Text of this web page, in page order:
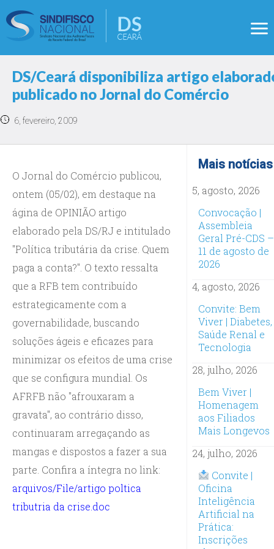
DS/Ceará disponibiliza artigo
publicado no Jornal do Comércio
6, fevereiro, 2009
O Jornal do Comércio publicou,
ontem (05/02), em destaque na
ágina de OPINIÃO artigo
elaborado pela DS/RJ e intitulado
"Política tributária da crise. Quem
paga a conta?". O texto ressalta
que a RFB tem contribuído
estrategicamente com a
governabilidade, buscando
soluções ágeis e eficazes para
minimizar os efeitos de uma crise
que se configura mundial. Os
AFRFB não "afrouxaram a
gravata", ao contrário disso,
continuaram arregaçando as
mangas e dispostos a fazer a sua
parte. Confira a íntegra no link:
arquivos/File/artigo poltica
tributria da crise.doc
Mais notícias
5, agosto, 2026
Convocação |
Assembleia
Geral Pré-CDS –
11 de agosto de
2026
4, agosto, 2026
Convite: Bem
Viver | Diabetes,
Saúde Renal e
Tecnologia
28, julho, 2026
Bem Viver |
Homenagem
aos Filiados
Mais Longevos
24, julho, 2026
Convite |
Oficina
Inteligência
Artificial na
Prática:
Inscrições